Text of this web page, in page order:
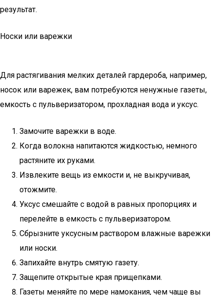
результат.
Носки или варежки
Для растягивания мелких деталей гардероба, например,
носок или варежек, вам потребуются ненужные газеты,
емкость с пульверизатором, прохладная вода и уксус.
Замочите варежки в воде.
Когда волокна напитаются жидкостью, немного
растяните их руками.
Извлеките вещь из емкости и, не выкручивая,
отожмите.
Уксус смешайте с водой в равных пропорциях и
перелейте в емкость с пульверизатором.
Сбрызните уксусным раствором влажные варежки
или носки.
Запихайте внутрь смятую газету.
Защепите открытые края прищепками.
Газеты меняйте по мере намокания, чем чаще вы